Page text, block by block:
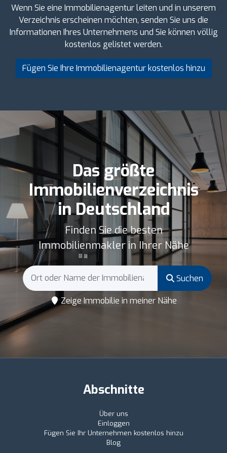
Wenn Sie eine Immobilienagentur leiten und in unserem
Verzeichnis erscheinen möchten, senden Sie uns die
Informationen Ihres Unternehmens und Sie können völlig
kostenlos gelistet werden.
Fügen Sie Ihre Immobilienagentur kostenlos hinzu
Das größte
Immobilienverzeichnis
in Deutschland
Finden Sie die besten
Immobilienmakler in Ihrer Nähe
Suchen
Zeige Immobilie in meiner Nähe
Abschnitte
Über uns
Einloggen
Fügen Sie Ihr Unternehmen kostenlos hinzu
Blog